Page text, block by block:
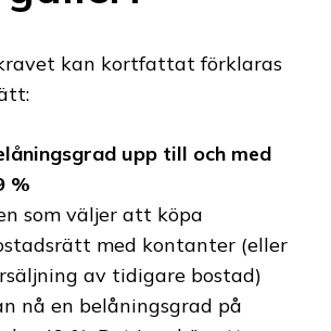
kan kortfattat förklaras
upp till och med
%
som väljer att köpa
med kontanter (eller
av tidigare bostad)
nå en belåningsgrad på